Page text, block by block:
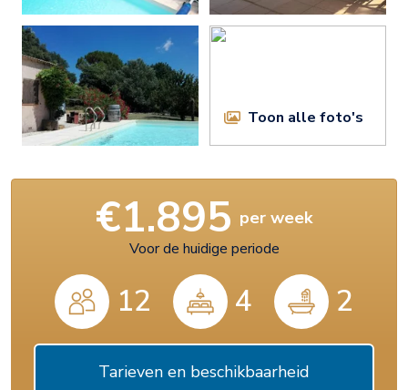
Toon alle foto's
€1.895 per week
Voor de huidige periode
12 4 2
Tarieven en beschikbaarheid